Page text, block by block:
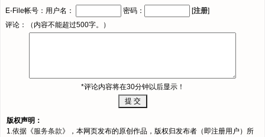
E-File帐号：用户名：
密码： [注册]
评论：（内容不能超过500字。）
*评论内容将在30分钟以后显示！
版权声明：
1.依据《服务条款》，本网页发布的原创作品，版权归发布者（即注册用户）所